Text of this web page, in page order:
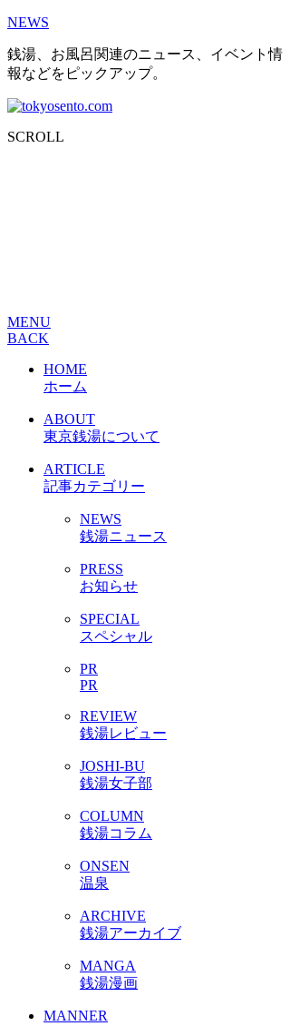
NEWS
銭湯、お風呂関連のニュース、イベント情
報などをピックアップ。
SCROLL
MENU
BACK
HOME
ホーム
ABOUT
東京銭湯について
ARTICLE
記事カテゴリー
NEWS
銭湯ニュース
PRESS
お知らせ
SPECIAL
スペシャル
PR
PR
REVIEW
銭湯レビュー
JOSHI-BU
銭湯女子部
COLUMN
銭湯コラム
ONSEN
温泉
ARCHIVE
銭湯アーカイブ
MANGA
銭湯漫画
MANNER